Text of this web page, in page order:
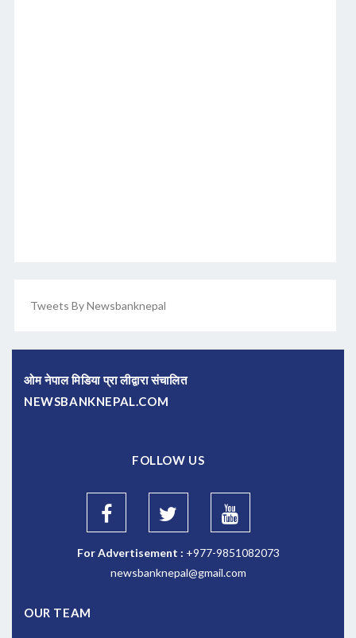
Tweets By Newsbanknepal
ओम नेपाल मिडिया प्रा लीद्वारा संचालित
NEWSBANKNEPAL.COM
FOLLOW US
For Advertisement : +977-9851082073
newsbanknepal@gmail.com
OUR TEAM